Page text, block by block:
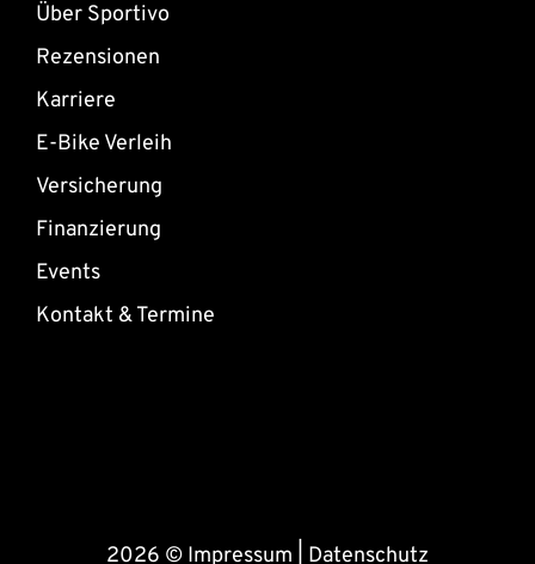
Über Sportivo
Rezensionen
Karriere
E-Bike Verleih
Versicherung
Finanzierung
Events
Kontakt & Termine
2026 © Impressum Datenschutz